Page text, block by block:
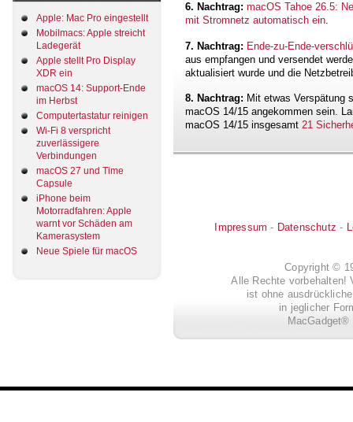
Apple: Mac Pro eingestellt
Mobilmacs: Apple streicht
Ladegerät
Apple stellt Pro Display
XDR ein
macOS 14: Support-Ende
im Herbst
Computertastatur reinigen
Wi-Fi 8 verspricht
zuverlässigere
Verbindungen
macOS 27 und Time
Capsule
iPhone beim
Motorradfahren: Apple
warnt vor Schäden am
Kamerasystem
Neue Spiele für macOS
6. Nachtrag: macOS Tahoe 26.5:
mit Stromnetz automatisch ein.
7. Nachtrag: Ende-zu-Ende-
aus empfangen und versendet
aktualisiert wurde und die
8. Nachtrag: Mit etwas Verspätung
macOS 14/15 angekommen sein.
macOS 14/15 insgesamt 21
Impressum - Datenschutz -
Copyright ©
Alle Rechte vorbehalten!
ist ohne
in jeglicher
MacGadget®